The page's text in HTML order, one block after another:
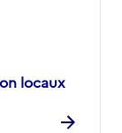
locaux